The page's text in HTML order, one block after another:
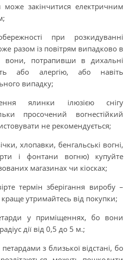
закінчитися електричним
при розкидуванні
разом із повітрям випадково в
вони, потрапивши в дихальні
або алергію, або навіть
випадку;
ялинки ілюзією снігу
просочений вогнестійкий
не рекомендується;
хлопавки, бенгальські вогні,
і фонтани вогню) купуйте
магазинах чи кіосках;
термін зберігання виробу –
утримайтесь від покупки;
у приміщеннях, бо вони
дії від 0,5 до 5 м.;
петардами з близької відстані, бо